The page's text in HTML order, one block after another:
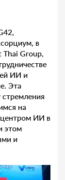
в
Thai Group,
ИИ и
Эта
на
центром ИИ в
этом
и